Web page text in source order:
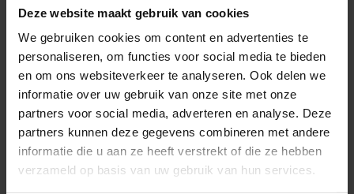
Deze website maakt gebruik van cookies
We gebruiken cookies om content en advertenties te
personaliseren, om functies voor social media te bieden
en om ons websiteverkeer te analyseren. Ook delen we
informatie over uw gebruik van onze site met onze
partners voor social media, adverteren en analyse. Deze
partners kunnen deze gegevens combineren met andere
informatie die u aan ze heeft verstrekt of die ze hebben
verzameld op basis van uw gebruik van hun services.
Missverständnissen, unvollständigen Daten und
selbst, wie die Co-Manufacturing Plattform
diese Lücken schließt und die
Zusammenarbeit auf allen Ebenen verbessert.